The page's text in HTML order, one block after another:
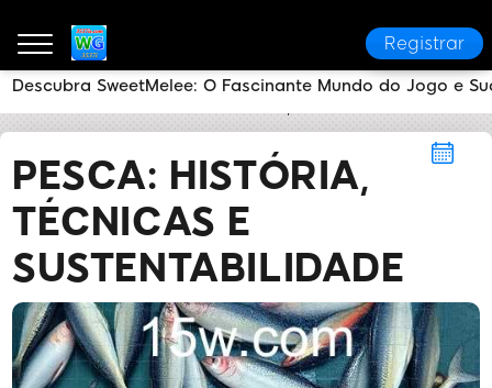
Registrar
PESCA: HISTÓRIA,
TÉCNICAS E
SUSTENTABILIDADE
Descubra SweetMelee: O Fascinante Mundo do Jogo e